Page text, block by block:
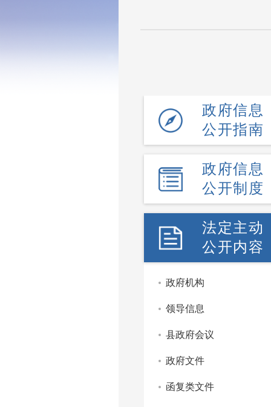
政府信息
公开指南
政府信息
公开制度
法定主动
公开内容
政府机构
领导信息
县政府会议
政府文件
函复类文件